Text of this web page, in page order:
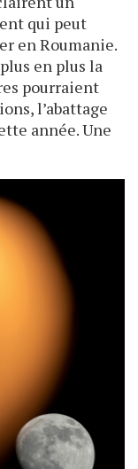
qui peut
en Roumanie.
en plus la
pourraient
l’abattage
année. Une